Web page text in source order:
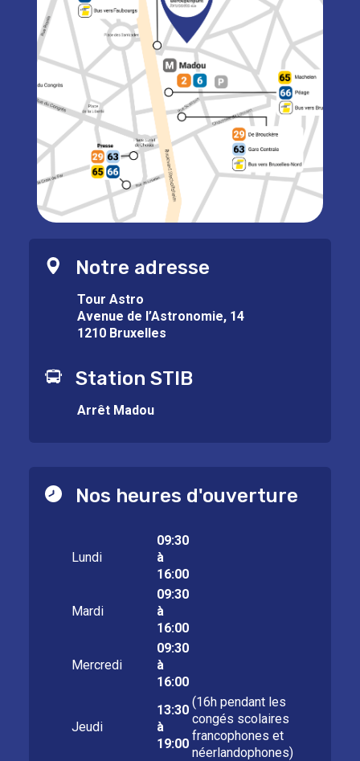
Notre adresse
Tour Astro
Avenue de l’Astronomie, 14
1210 Bruxelles
Station STIB
Arrêt Madou
Nos heures d'ouverture
Lundi
09:30
à
16:00
Mardi
09:30
à
16:00
Mercredi
09:30
à
16:00
Jeudi
13:30
à
19:00
(16h pendant les
congés scolaires
francophones et
néerlandophones)